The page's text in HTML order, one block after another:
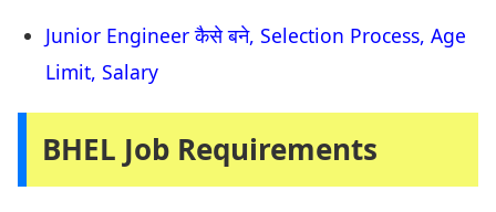
Junior Engineer कैसे बने, Selection Process, Age
Limit, Salary
BHEL Job Requirements